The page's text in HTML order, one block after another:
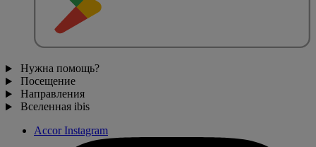
Нужна помощь?
Посещение
Направления
Вселенная ibis
Accor Instagram